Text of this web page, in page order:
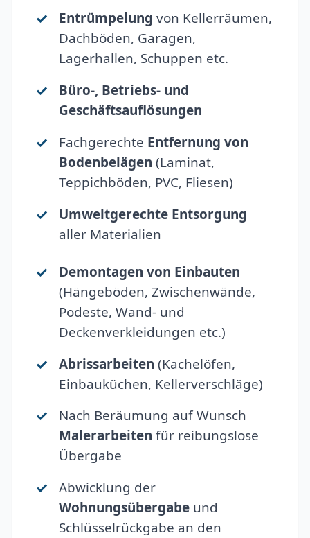
Entrümpelung von Kellerräumen,
Dachböden, Garagen,
Lagerhallen, Schuppen etc.
Büro-, Betriebs- und
Geschäftsauflösungen
Fachgerechte Entfernung von
Bodenbelägen (Laminat,
Teppichböden, PVC, Fliesen)
Umweltgerechte Entsorgung
aller Materialien
Demontagen von Einbauten
(Hängeböden, Zwischenwände,
Podeste, Wand- und
Deckenverkleidungen etc.)
Abrissarbeiten (Kachelöfen,
Einbauküchen, Kellerverschläge)
Nach Beräumung auf Wunsch
Malerarbeiten für reibungslose
Übergabe
Abwicklung der
Wohnungsübergabeund
Schlüsselrückgabe an den